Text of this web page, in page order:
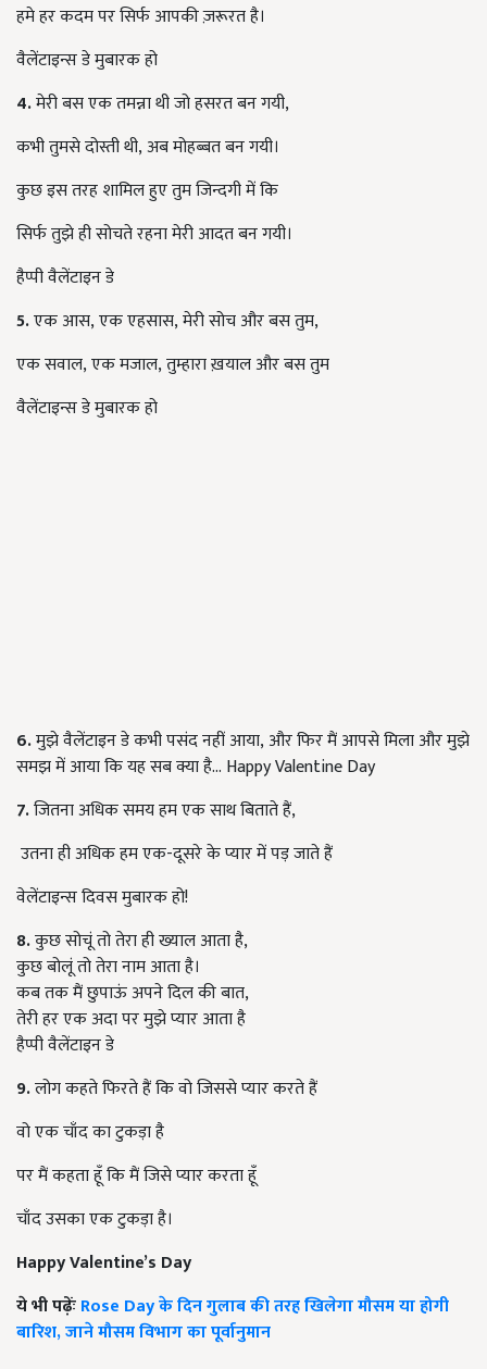
हमे हर कदम पर सिर्फ आपकी ज़रूरत है।
वैलेंटाइन्स डे मुबारक हो
4.मेरी बस एक तमन्ना थी जो हसरत बन गयी,
कभी तुमसे दोस्ती थी,अब मोहब्बत बन गयी।
कुछ इस तरह शामिल हुए तुम जिन्दगी में कि
सिर्फ तुझे ही सोचते रहना मेरी आदत बन गयी।
हैप्पी वैलेंटाइन डे
5.एक आस,एक एहसास,मेरी सोच और बस तुम,
एक सवाल,एक मजाल,तुम्हारा ख़याल और बस तुम
वैलेंटाइन्स डे मुबारक हो
6.मुझे वैलेंटाइन डे कभी पसंद नहीं आया,और फिर मैं आपसे मिला और मुझे
समझ में आया कि यह सब क्या है... Happy Valentine Day
7.जितना अधिक समय हम एक साथ बिताते हैं,
उतना ही अधिक हम एक-दूसरे के प्यार में पड़ जाते हैं
वेलेंटाइन्स दिवस मुबारक हो!
8.कुछ सोचूं तो तेरा ही ख्याल आता है,
कुछ बोलूं तो तेरा नाम आता है।
कब तक मैं छुपाऊं अपने दिल की बात,
तेरी हर एक अदा पर मुझे प्यार आता है
हैप्पी वैलेंटाइन डे
9.लोग कहते फिरते हैं कि वो जिससे प्यार करते हैं
वो एक चाँद का टुकड़ा है
पर मैं कहता हूँ कि मैं जिसे प्यार करता हूँ
चाँद उसका एक टुकड़ा है।
Happy Valentine’s Day
ये भी पढ़ेंःRose Day के दिन गुलाब की तरह खिलेगा मौसम या होगी
बारिश, जाने मौसम विभाग का पूर्वानुमान